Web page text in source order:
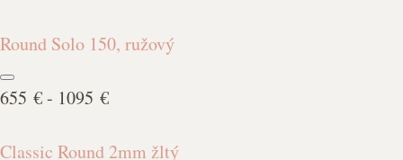
Round Solo 150, ružový
655 € - 1095 €
Classic Round 2mm žltý